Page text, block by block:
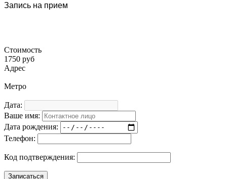
Запись на прием
Стоимость
1750 руб
Адрес
Метро
Дата:
Ваше имя:
Дата рождения:
Телефон:
Код подтверждения: